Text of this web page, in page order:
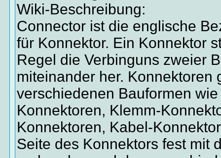
Wiki-Beschreibung:
Connector ist die englische
für Konnektor. Ein Konnektor
Regel die Verbinguns zweier
miteinander her. Konnektoren
verschiedenen Bauformen
Konnektoren, Klemm-
Konnektoren, Kabel-
Seite des Konnektors fest mit